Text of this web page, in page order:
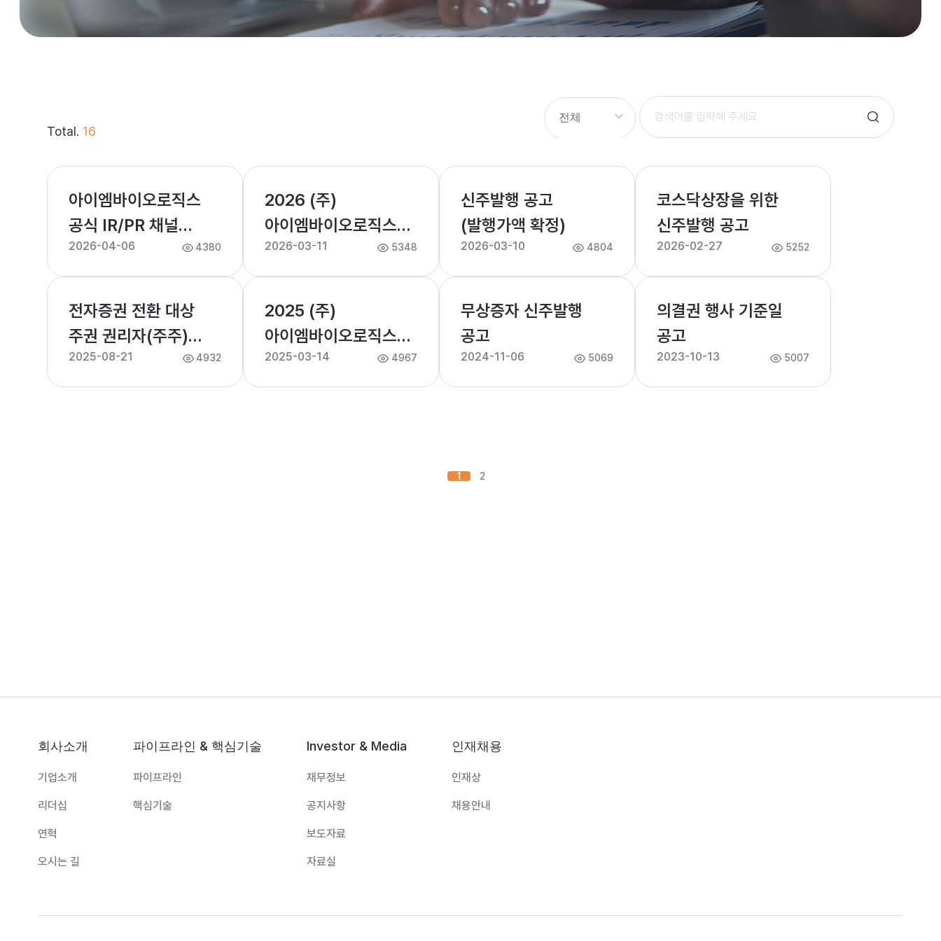
Total. 16
아이엠바이오로직스
공식 IR/PR 채널
(텔레그램) 개설 안내
2026-04-06 4380
2026 (주)
아이엠바이오로직스
정기주주총회 안내
2026-03-11 5348
신주발행 공고
(발행가액 확정)
2026-03-10 4804
코스닥상장을 위한
신주발행 공고
2026-02-27 5252
전자증권 전환 대상
주권 권리자(주주)
보호 및 조치사항 안내
2025-08-21 4932
2025 (주)
아이엠바이오로직스
정기주주총회 안내
2025-03-14 4967
무상증자 신주발행
공고
2024-11-06 5069
의결권 행사 기준일
공고
2023-10-13 5007
1 2
회사소개
기업소개
리더십
연혁
오시는 길
파이프라인 & 핵심기술
파이프라인
핵심기술
Investor & Media
재무정보
공지사항
보도자료
자료실
인재채용
인재상
채용안내